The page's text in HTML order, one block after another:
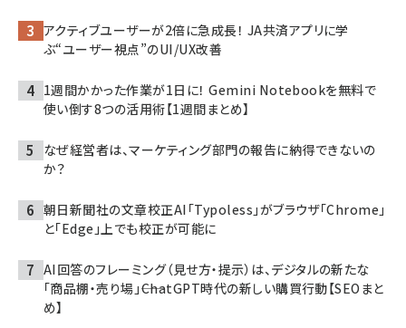
アクティブユーザーが2倍に急成長！ JA共済アプリに学
ぶ“ユーザー視点”のUI/UX改善
1週間かかった作業が1日に！ Gemini Notebookを無料で
使い倒す8つの活用術【1週間まとめ】
なぜ経営者は、マーケティング部門の報告に納得できないの
か？
朝日新聞社の文章校正AI「Typoless」がブラウザ「Chrome」
と「Edge」上でも校正が可能に
AI回答のフレーミング（見せ方・提示）は、デジタルの新たな
「商品棚・売り場」――ChatGPT時代の新しい購買行動【SEOまと
め】